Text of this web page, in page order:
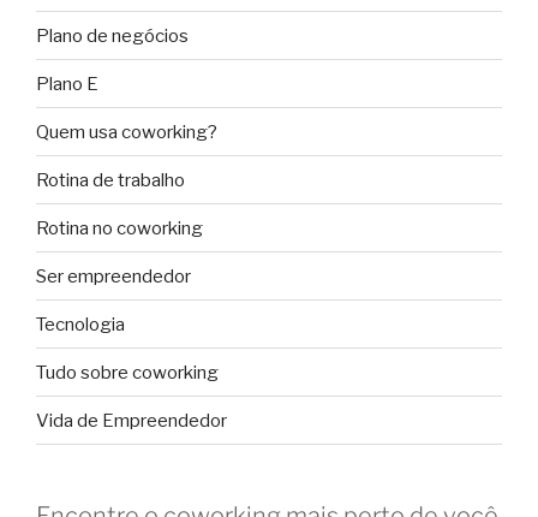
Plano de negócios
Plano E
Quem usa coworking?
Rotina de trabalho
Rotina no coworking
Ser empreendedor
Tecnologia
Tudo sobre coworking
Vida de Empreendedor